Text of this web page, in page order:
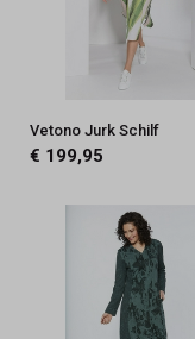
Vetono Jurk Schilf
€ 199,95